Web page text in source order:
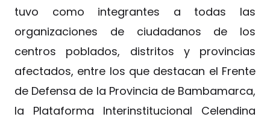
tuvo como integrantes a todas las
organizaciones de ciudadanos de los
centros poblados, distritos y provincias
afectados, entre los que destacan el Frente
de Defensa de la Provincia de Bambamarca,
la Plataforma Interinstitucional Celendina